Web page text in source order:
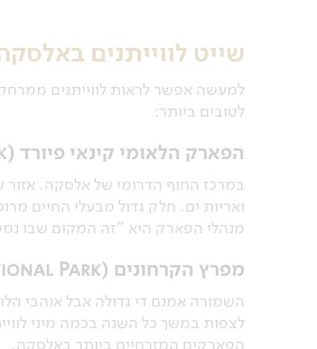
שייט לווייתנים
למעשה אפשר לראות לווייתנים
לטובים ביותר:
הפארק הלאומי קינאי פיורד (Kenai Fjords National Park)
במרכז החוף הדרומי של אלסקה. אזור
ואריות ים. חלק גדול מבעלי החיים
מנהלי הפארק היא "זה המקום שבו
מפרץ הקרחונים (Glacier Bay National Park)
לצפות במשך כל השנה בכמה מיני
הפארקים המזרחיים ביותר באלסקה.